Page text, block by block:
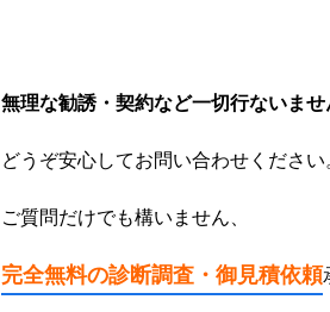
無理な勧誘・契約など一切行ないませ
どうぞ安心してお問い合わせください
ご質問だけでも構いません、
完全無料の診断調査・ 御見積依頼